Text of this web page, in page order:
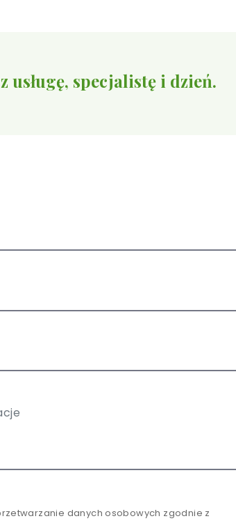
usługę, specjalistę i dzień.
danych osobowych zgodnie z